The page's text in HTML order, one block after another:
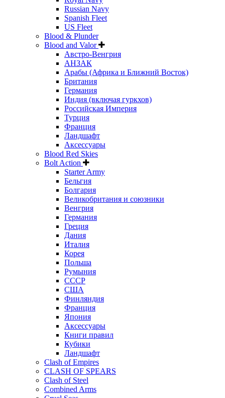
Russian Navy
Spanish Fleet
US Fleet
Blood & Plunder
Blood and Valor
Австро-Венгрия
АНЗАК
Арабы (Африка и Ближний Восток)
Британия
Германия
Индия (включая гуркхов)
Российская Империя
Турция
Франция
Ландшафт
Аксессуары
Blood Red Skies
Bolt Action
Starter Army
Бельгия
Болгария
Великобритания и союзники
Венгрия
Германия
Греция
Дания
Италия
Корея
Польша
Румыния
СССР
США
Финляндия
Франция
Япония
Аксессуары
Книги правил
Кубики
Ландшафт
Clash of Empires
CLASH OF SPEARS
Clash of Steel
Combined Arms